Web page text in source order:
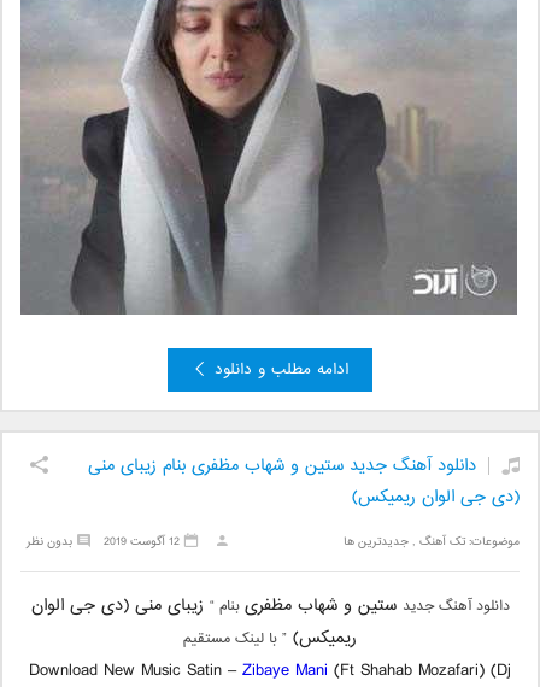
ادامه مطلب و دانلود
دانلود آهنگ جدید ستین و شهاب مظفری بنام زیبای منی
(دی جی الوان ریمیکس)
موضوعات:تک آهنگ ,جدیدترین ها بدون نظر 12 آگوست 2019
دانلود آهنگ جدید ستین و شهاب مظفریبنام “ زیبای منی (دی جی الوان
ریمیکس) ” با لینک مستقیم
Download New Music Satin –Zibaye Mani (Ft Shahab Mozafari) (Dj